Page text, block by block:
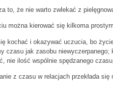
to, że nie warto zwlekać z
można kierować się kilkoma
kochać i okazywać uczucia, bo
czasu jak zasobu niewyczerpanego;
nie ilość wspólnie spędzanego
z czasu w relacjach przekłada się